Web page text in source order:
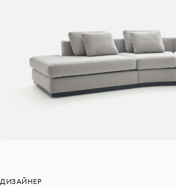
ДИЗАЙНЕР